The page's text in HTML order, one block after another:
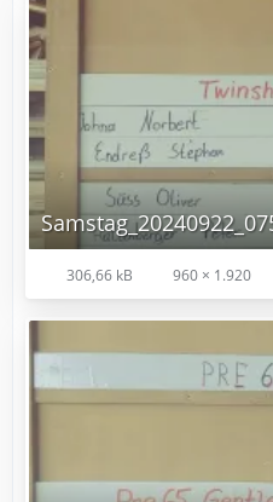
306,66 kB 960 × 1.920